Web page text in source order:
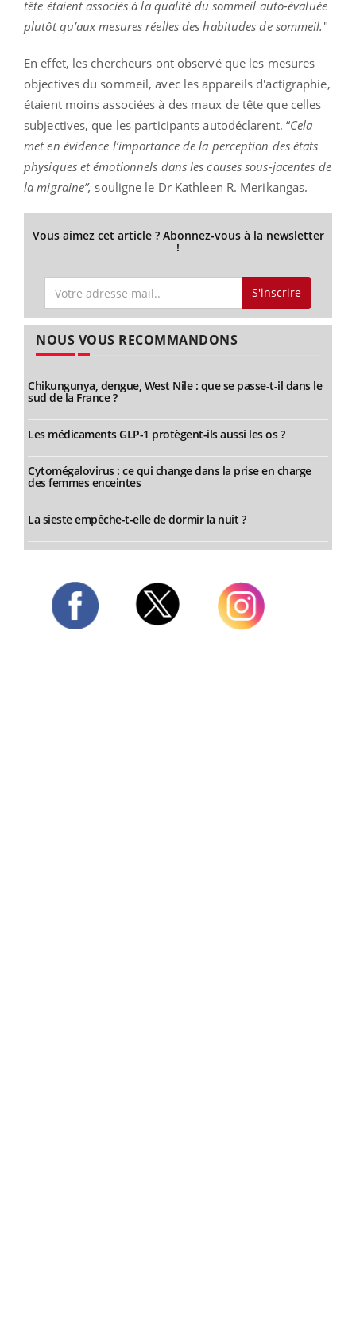
tête étaient associés à la qualité du sommeil auto-évaluée
plutôt qu’aux mesures réelles des habitudes de sommeil. "
En effet, les chercheurs ont observé que les mesures
objectives du sommeil, avec les appareils d'actigraphie,
étaient moins associées à des maux de tête que celles
subjectives, que les participants autodéclarent. “Cela
met en évidence l’importance de la perception des états
physiques et émotionnels dans les causes sous-jacentes de
la migraine”, souligne le Dr Kathleen R. Merikangas.
Vous aimez cet article ? Abonnez-vous à la newsletter
!
S'inscrire
NOUS VOUS RECOMMANDONS
Chikungunya, dengue, West Nile : que se passe-t-il dans le
sud de la France ?
Les médicaments GLP-1 protègent-ils aussi les os ?
Cytomégalovirus : ce qui change dans la prise en charge
des femmes enceintes
La sieste empêche-t-elle de dormir la nuit ?